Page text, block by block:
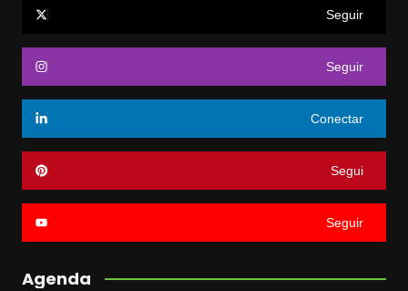
Seguir
Seguir
Conectar
Segui
Seguir
Agenda